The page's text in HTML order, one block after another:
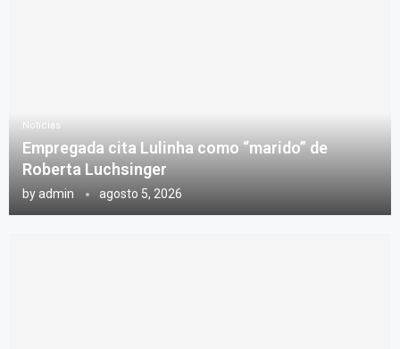
Notícias
Empregada cita Lulinha como “marido” de
Roberta Luchsinger
by admin agosto 5, 2026